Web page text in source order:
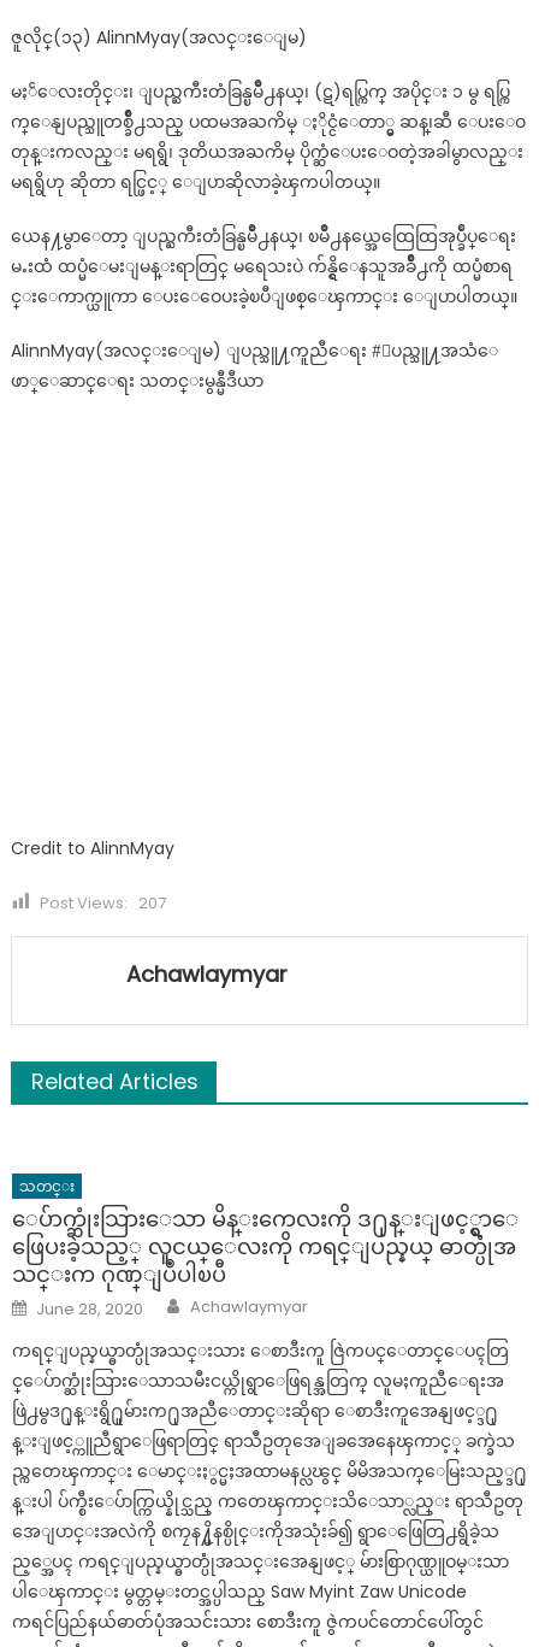
စျ
ခြို့
ပွော
ဇူလိုင္(၁၃) AlinnMyay(အလင္းေျမ)
မႏၲေလးတိုင္း၊ ျပည္ႀကီးတံခြန္ၿမိဳ႕နယ္၊ (ဋ)ရပ္ကြက္ အပိုင္း ၁ မွ ရပ္ကြ
က္ေနျပည္သူတစ္ခ်ိဳ႕သည္ ပထမအႀကိမ္ ႏိုင္ငံေတာ္မွ ဆန္၊ဆီ ေပးေဝ
တုန္းကလည္း မရရွိ၊ ဒုတိယအႀကိမ္ ပိုက္ဆံေပးေဝတဲ့အခါမွာလည္း
မရရွိဟု ဆိုတာ ရင္ဖြင့္ ေျပာဆိုလာခဲ့ၾကပါတယ္။
ယေန႔မွာေတာ့ ျပည္ႀကီးတံခြန္ၿမိဳ႕နယ္၊ ၿမိဳ႕နယ္အေထြေထြအုပ္ခ်ဳပ္ေရး
မႉးထံ ထပ္မံေမးျမန္းရာတြင္ မရေသးပဲ က်န္ရွိေနသူအခ်ိဳ႕ကို ထပ္မံစာရ
င္းေကာက္ယူကာ ေပးေဝေပးခဲ့ၿပီျဖစ္ေၾကာင္း ေျပာပါတယ္။
AlinnMyay(အလင္းေျမ) ျပည္သူ႔ကူညီေရး #ျပည္သူ႔အသံေ
ဖာ္ေဆာင္ေရး သတင္းမွန္မီဒီယာ
Credit to AlinnMyay
Post Views: 207
Achawlaymyar
Related Articles
သတင္း
ေပ်ာက္ဆုံးသြားေသာ မိန္းကေလးကို ဒ႐ုန္းျဖင့္ရွာေ
ဖြေပးခဲ့သည့္ လူငယ္ေလးကို ကရင္ျပည္နယ္ ဓာတ္ပုံအ
သင္းက ဂုဏ္ျပဳပါၿပီ
Posted
on
June 28, 2020 Author
Achawlaymyar
ကရင္ျပည္နယ္ဓာတ္ပုံအသင္းသား ေစာဒီးကူ ဇြဲကပင္ေတာင္ေပၚတြ
င္ေပ်ာက္ဆုံးသြားေသာသမီးငယ္ကိုရွာေဖြရန္အတြက္ လူမႈကူညီေရးအ
ဖြဲ႕မွဒ႐ုန္းရွိ႐ူမ်ားက႐ုအညီေတာင္းဆိုရာ ေစာဒီးကူအေနျဖင့္ဒ႐ု
န္းျဖင့္ကူညီရွာေဖြရာတြင္ ရာသီဥတုအေျခအေနေၾကာင့္ ခက္ခဲသ
ည္ကတေၾကာင္း ေမာင္းႏွင္မႈအထာမနပ္လၽွင္ မိမိအသက္ေမြးသည့္ဒ႐ု
န္းပါ ပ်က္စီးေပ်ာက္ကြယ္နိုင္သည္ ကတေၾကာင္းသိေသာ္လည္း ရာသီဥတု
အေျပာင္းအလဲကို စကၠန႔္မိနစ္ပိုင္းကိုအသုံးခ်၍ ရွာေဖြေတြ႕ရွိခဲ့သ
ည့္အေပၚ ကရင္ျပည္နယ္ဓာတ္ပုံံအသင္းအေနျဖင့္ မ်ားစြာဂုဏ္ယူဝမ္းသာ
ပါေၾကာင္း မွတ္တမ္းတင္အပ္ပါသည္ Saw Myint Zaw Unicode
ကရင်ပြည်နယ်ဓာတ်ပုံအသင်းသား စောဒီးကူ ဇွဲကပင်တောင်ပေါ်တွင်